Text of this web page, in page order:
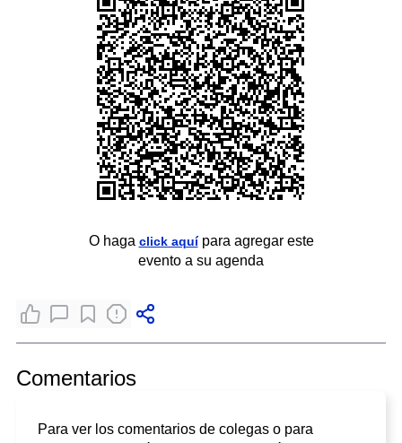
O haga click aquípara agregar este
evento a su agenda
Comentarios
Para ver los comentarios de colegas o para